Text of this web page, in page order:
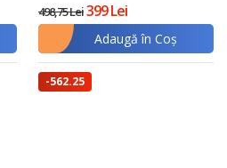
498,75 Lei399 Lei
Adaugă în Coş
-562.25